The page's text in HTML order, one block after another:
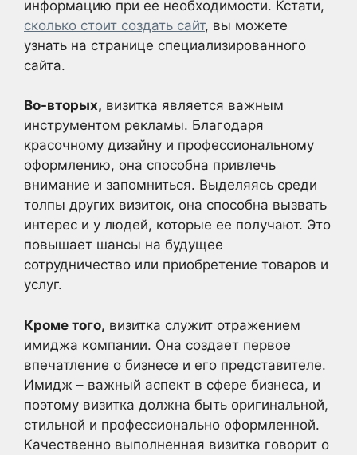
информацию при ее необходимости. Кстати,
сколько стоит создать сайт, вы можете
узнать на странице специализированного
сайта.
Во-вторых, визитка является важным
инструментом рекламы. Благодаря
красочному дизайну и профессиональному
оформлению, она способна привлечь
внимание и запомниться. Выделяясь среди
толпы других визиток, она способна вызвать
интерес и у людей, которые ее получают. Это
повышает шансы на будущее
сотрудничество или приобретение товаров и
услуг.
Кроме того, визитка служит отражением
имиджа компании. Она создает первое
впечатление о бизнесе и его представителе.
Имидж – важный аспект в сфере бизнеса, и
поэтому визитка должна быть оригинальной,
стильной и профессионально оформленной.
Качественно выполненная визитка говорит о